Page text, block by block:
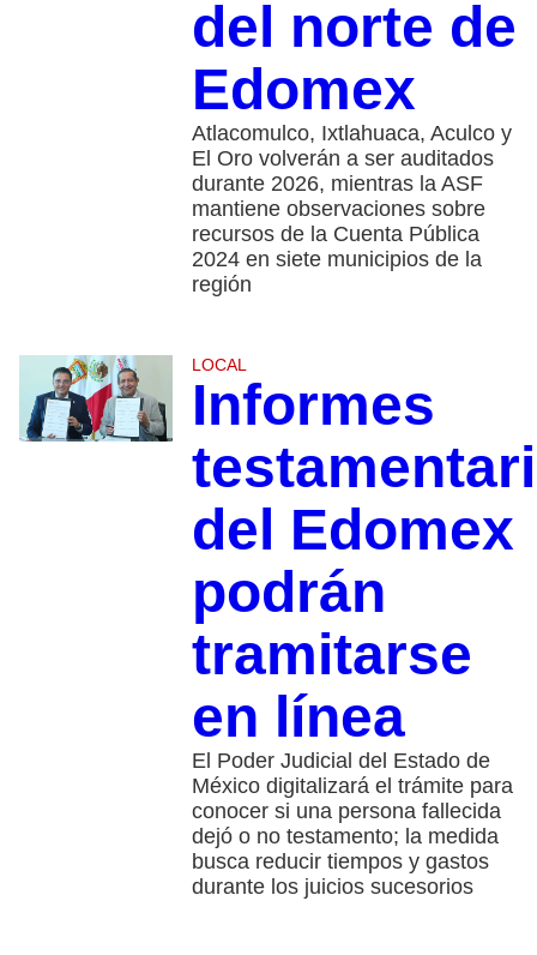
del norte de
Edomex
Atlacomulco, Ixtlahuaca, Aculco y
El Oro volverán a ser auditados
durante 2026, mientras la ASF
mantiene observaciones sobre
recursos de la Cuenta Pública
2024 en siete municipios de la
región
LOCAL
Informes
del Edomex
podrán
tramitarse
en línea
El Poder Judicial del Estado de
México digitalizará el trámite para
conocer si una persona fallecida
dejó o no testamento; la medida
busca reducir tiempos y gastos
durante los juicios sucesorios